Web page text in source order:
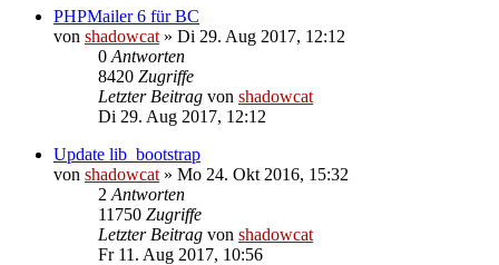
PHPMailer 6 für BC
von shadowcat » Di 29. Aug 2017, 12:12
0 Antworten
8420 Zugriffe
Letzter Beitrag von shadowcat
Di 29. Aug 2017, 12:12
Update lib_bootstrap
von shadowcat » Mo 24. Okt 2016, 15:32
2 Antworten
11750 Zugriffe
Letzter Beitrag von shadowcat
Fr 11. Aug 2017, 10:56